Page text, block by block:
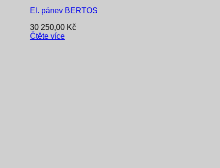
El. pánev BERTOS
30 250,00 Kč
Čtěte více